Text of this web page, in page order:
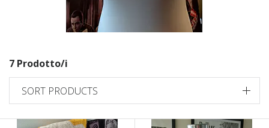
7 Prodotto/i
SORT PRODUCTS